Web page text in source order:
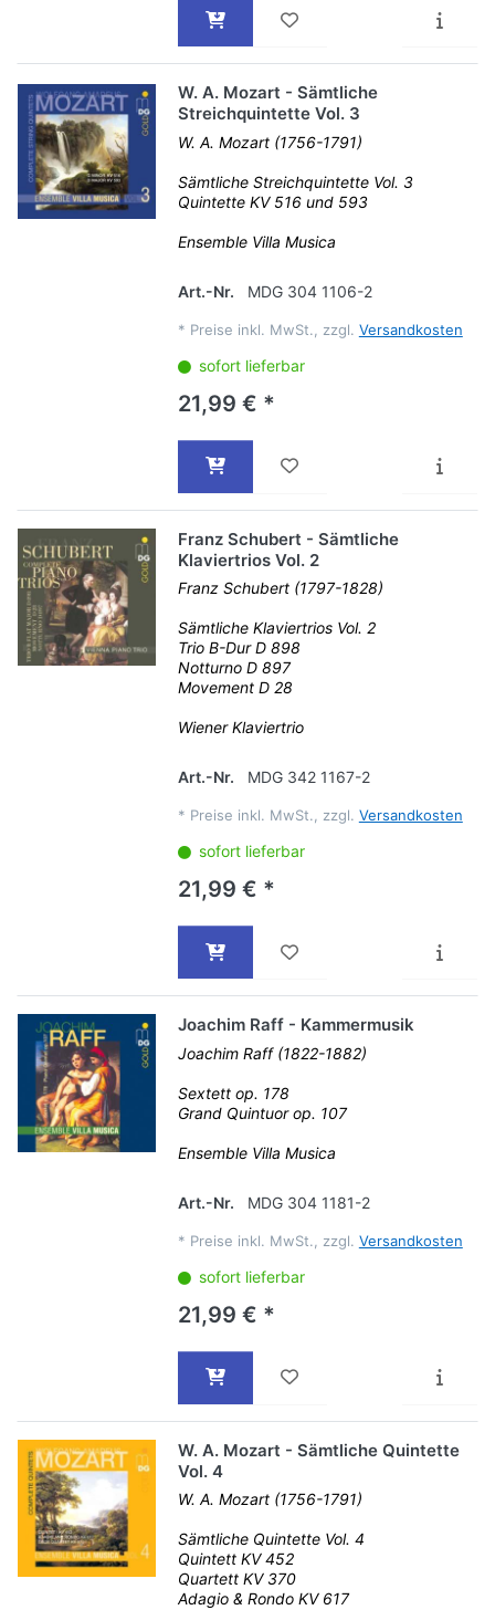
W. A. Mozart - Sämtliche
Streichquintette Vol. 3
W. A. Mozart (1756-1791)
Sämtliche Streichquintette Vol. 3
Quintette KV 516 und 593
Ensemble Villa Musica
Art.-Nr. MDG 304 1106-2
* Preise inkl. MwSt., zzgl. Versandkosten
sofort lieferbar
21,99 € *
Franz Schubert - Sämtliche
Klaviertrios Vol. 2
Franz Schubert (1797-1828)
Sämtliche Klaviertrios Vol. 2
Trio B-Dur D 898
Notturno D 897
Movement D 28
Wiener Klaviertrio
Art.-Nr. MDG 342 1167-2
* Preise inkl. MwSt., zzgl. Versandkosten
sofort lieferbar
21,99 € *
Joachim Raff - Kammermusik
Joachim Raff (1822-1882)
Sextett op. 178
Grand Quintuor op. 107
Ensemble Villa Musica
Art.-Nr. MDG 304 1181-2
* Preise inkl. MwSt., zzgl. Versandkosten
sofort lieferbar
21,99 € *
W. A. Mozart - Sämtliche Quintette
Vol. 4
W. A. Mozart (1756-1791)
Sämtliche Quintette Vol. 4
Quintett KV 452
Quartett KV 370
Adagio & Rondo KV 617